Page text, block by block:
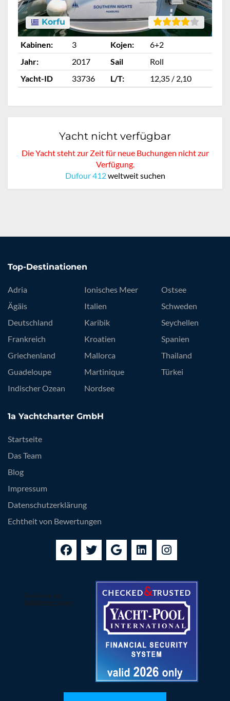
Korfu
Kabinen: 3 Kojen:
6+2
Jahr:
2017 Sail
Roll
Yacht-ID
33736 L/T: 12,35 / 2,10
Yacht nicht verfügbar
Die Yacht steht zur Zeit für neue Buchungen nicht zur
Verfügung.
Dufour 412weltweit suchen
Top-Destinationen
Adria
Ägäis
Deutschland
Frankreich
Griechenland
Guadeloupe
Indischer Ozean
Ionisches Meer
Italien
Karibik
Kroatien
Mallorca
Martinique
Nordsee
Ostsee
Schweden
Seychellen
Spanien
Thailand
Türkei
1a Yachtcharter GmbH
Startseite
Das Team
Blog
Impressum
Datenschutzerklärung
Echtheit von Bewertungen